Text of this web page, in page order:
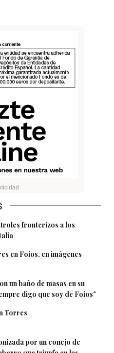
fronterizos a los
en Foios, en imágenes
un baño de masas en su
digo que soy de Foios"
Torres
por un conejo de